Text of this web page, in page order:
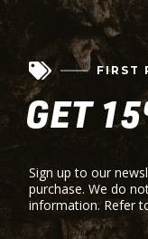
 FIRST
GET
Sign up to our
purchase. We do
information. Refer